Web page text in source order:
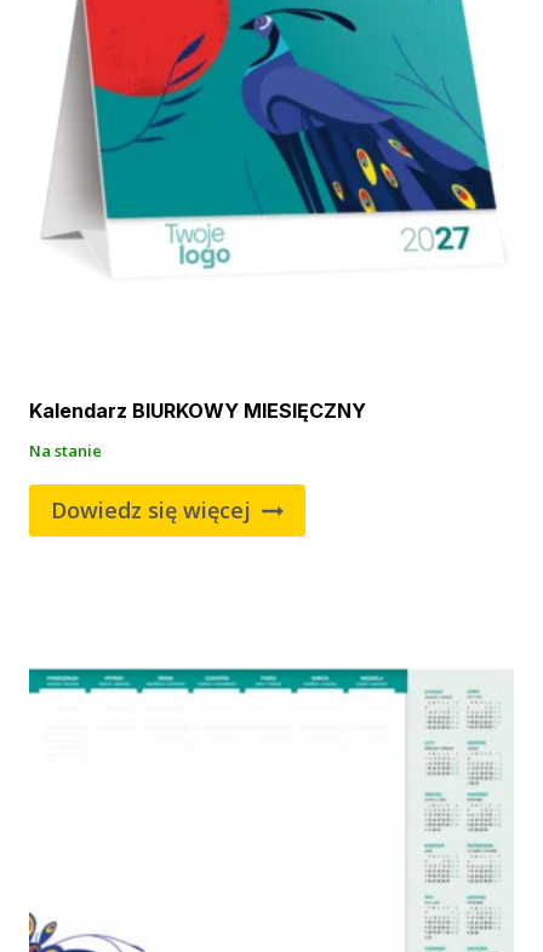
Kalendarz BIURKOWY MIESIĘCZNY
Na stanie
Dowiedz się więcej